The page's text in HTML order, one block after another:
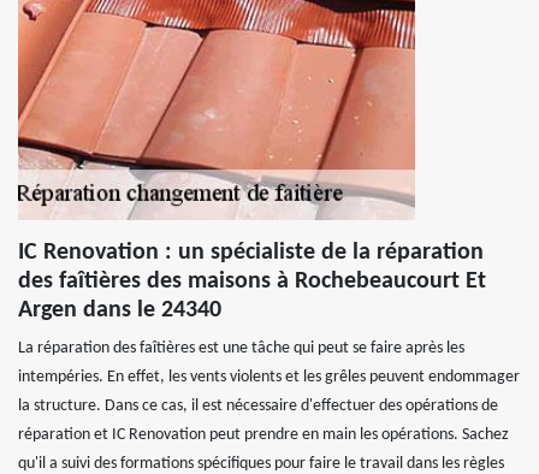
IC Renovation : un spécialiste de la réparation
des faîtières des maisons à Rochebeaucourt Et
Argen dans le 24340
La réparation des faîtières est une tâche qui peut se faire après les
intempéries. En effet, les vents violents et les grêles peuvent endommager
la structure. Dans ce cas, il est nécessaire d'effectuer des opérations de
réparation et IC Renovation peut prendre en main les opérations. Sachez
qu'il a suivi des formations spécifiques pour faire le travail dans les règles